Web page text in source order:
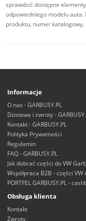
sprawdzić dostępne
odpowiedniego modelu auta.
produktu, numer
Informacje
O nas - GARBUSY.PL
Dostawa i zwroty -
Kontakt - GARBUSY.PL
Polityka Prywatności
Regulamin
FAQ - GARBUSY.PL
Jak dobrać części do VW
Współpraca B2B - części
PORTFEL GARBUSY.PL -
Obsługa klienta
Kontakt
Zwroty